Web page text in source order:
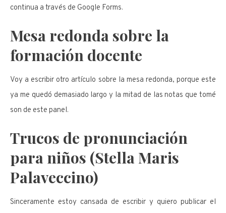
continua a través de Google Forms.
Mesa redonda sobre la
formación docente
Voy a escribir otro artículo sobre la mesa redonda, porque este
ya me quedó demasiado largo y la mitad de las notas que tomé
son de este panel.
Trucos de pronunciación
para niños (Stella Maris
Palaveccino)
Sinceramente estoy cansada de escribir y quiero publicar el